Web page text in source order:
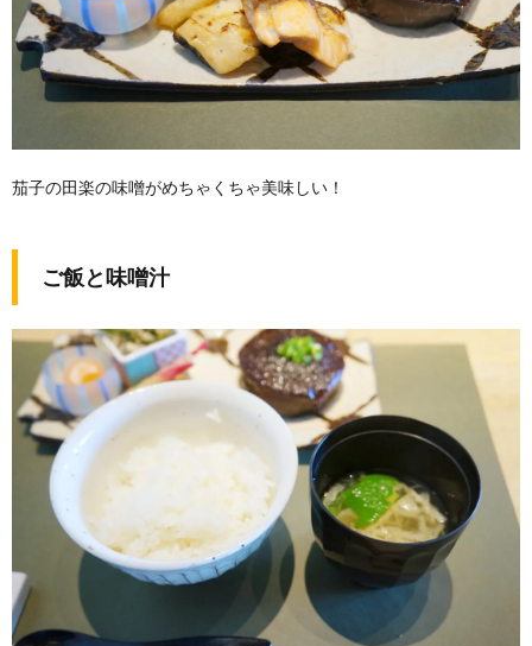
茄子の田楽の味噌がめちゃくちゃ美味しい！
ご飯と味噌汁